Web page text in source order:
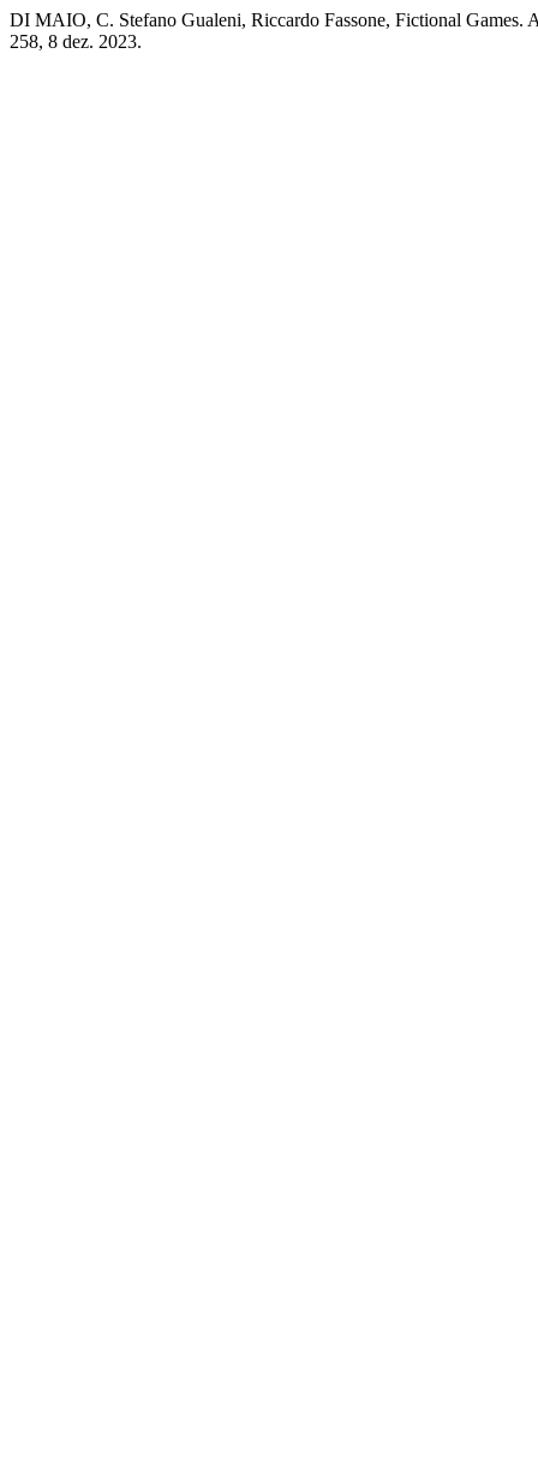
DI MAIO, C. Stefano Gualeni, Riccardo Fassone, Fictional
258, 8 dez. 2023.